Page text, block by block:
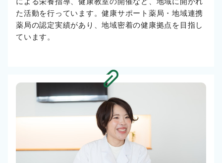
た活動を行っています。健康サポート薬局・地域連携
薬局の認定実績があり、地域密着の健康拠点を目指し
ています。